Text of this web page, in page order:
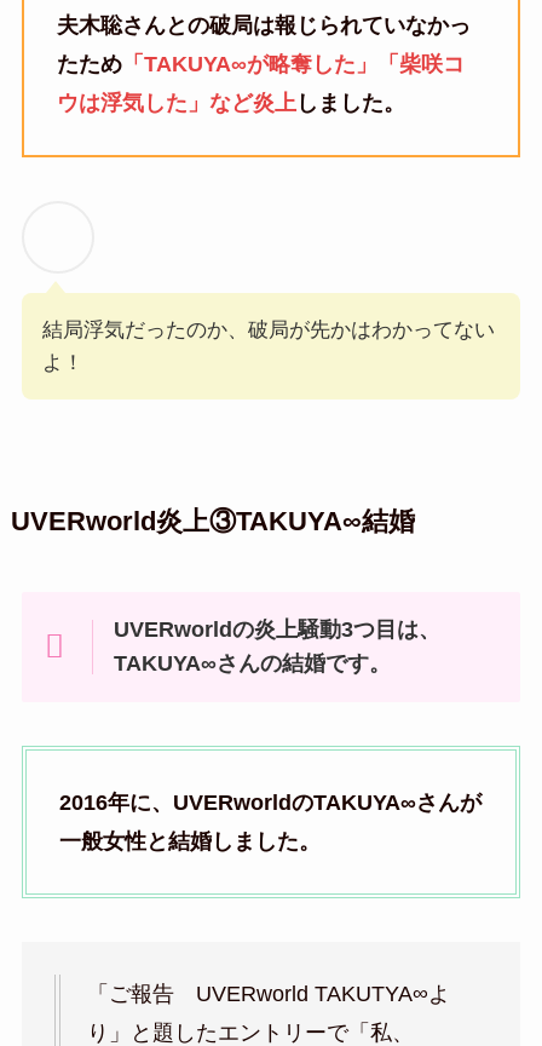
夫木聡さんとの破局は報じられていなかっ
たため「TAKUYA∞が略奪した」「柴咲コ
ウは浮気した」など炎上 しました。
結局浮気だったのか、破局が先かはわかってない
よ！
UVERworld炎上③TAKUYA∞結婚
UVERworldの炎上騒動3つ目は、
TAKUYA∞さんの結婚です。
2016年に、UVERworldのTAKUYA∞さんが
一般女性と結婚しました。
「ご報告 UVERworld TAKUTYA∞よ
り」と題したエントリーで「私、